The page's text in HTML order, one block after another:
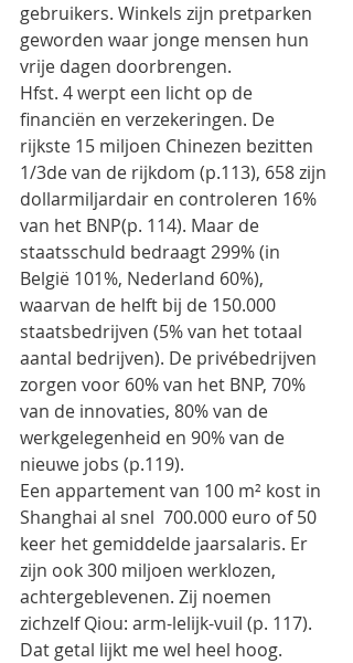
gebruikers. Winkels zijn pretparken
geworden waar jonge mensen hun
vrije dagen doorbrengen.
Hfst. 4 werpt een licht op de
financiën en verzekeringen. De
rijkste 15 miljoen Chinezen bezitten
1/3de van de rijkdom (p.113), 658 zijn
dollarmiljardair en controleren 16%
van het BNP(p. 114). Maar de
staatsschuld bedraagt 299% (in
België 101%, Nederland 60%),
waarvan de helft bij de 150.000
staatsbedrijven (5% van het totaal
aantal bedrijven). De privébedrijven
zorgen voor 60% van het BNP, 70%
van de innovaties, 80% van de
werkgelegenheid en 90% van de
nieuwe jobs (p.119).
Een appartement van 100 m² kost in
Shanghai al snel  700.000 euro of 50
keer het gemiddelde jaarsalaris. Er
zijn ook 300 miljoen werklozen,
achtergeblevenen. Zij noemen
zichzelf Qiou: arm-lelijk-vuil (p. 117).
Dat getal lijkt me wel heel hoog.